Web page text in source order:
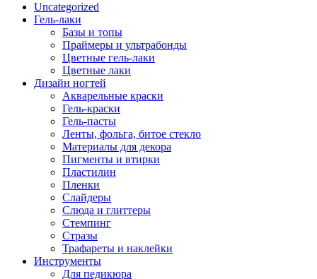
Uncategorized
Гель-лаки
Базы и топы
Праймеры и ультрабонды
Цветные гель-лаки
Цветные лаки
Дизайн ногтей
Акварельные краски
Гель-краски
Гель-пасты
Ленты, фольга, битое стекло
Материалы для декора
Пигменты и втирки
Пластилин
Пленки
Слайдеры
Слюда и глиттеры
Стемпинг
Стразы
Трафареты и наклейки
Инструменты
Для педикюра